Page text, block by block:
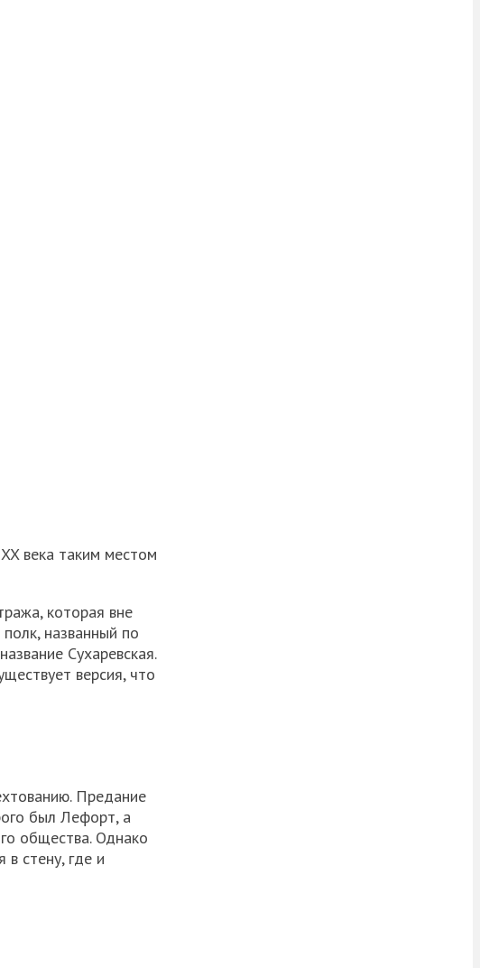
века таким местом
которая вне
названный по
Сухаревская.
версия, что
Предание
был Лефорт, а
общества. Однако
стену, где и